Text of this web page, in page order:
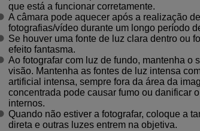
que está a funcionar corretamente.
A câmara pode aquecer após a realização
fotografias/vídeo durante um longo período
Se houver uma fonte de luz clara dentro ou
efeito fantasma.
Ao fotografar com luz de fundo, mantenha o
visão. Mantenha as fontes de luz intensa
artificial intensa, sempre fora da área da
concentrada pode causar fumo ou danificar
internos.
Quando não estiver a fotografar, coloque a
direta e outras luzes entrem na objetiva.